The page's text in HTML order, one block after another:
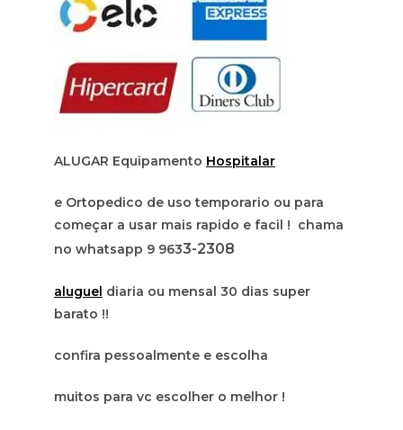
ALUGAR Equipamento Hospitalar
e Ortopedico de uso temporario ou para
começar a usar mais rapido e facil ! chama
no whatsapp 9 9633-2308
aluguel diaria ou mensal 30 dias super
barato !!
confira pessoalmente e escolha
muitos para vc escolher o melhor !